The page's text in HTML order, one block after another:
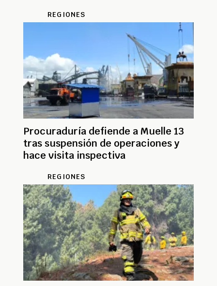
REGIONES
Procuraduría defiende a Muelle 13
tras suspensión de operaciones y
hace visita inspectiva
REGIONES